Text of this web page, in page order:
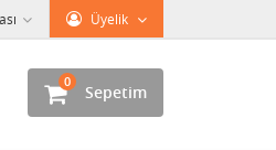
Üyelik
Sepetim
0